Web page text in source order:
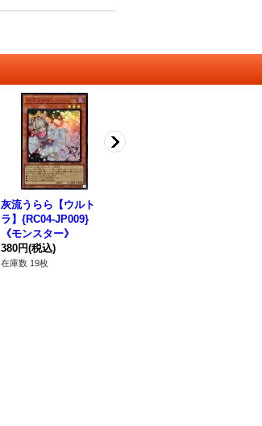
灰流うらら【ウルト
ラ】{RC04-JP009}
《モンスター》
380円(税込)
在庫数 19枚